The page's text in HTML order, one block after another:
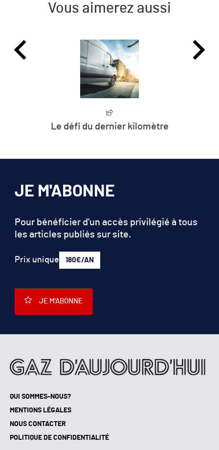
Vous aimerez aussi
QUI SOMMES-NOUS?
POLITIQUE DE CONFIDENTIALITÉ
JE M'ABONNE
Pour bénéficier d’un accès privilégié à tous
les articles publiés sur site.
Prix unique 180€/AN
JE M'ABONNE